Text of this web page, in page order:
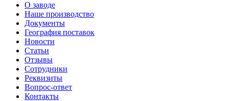
О заводе
Наше производство
Документы
География поставок
Новости
Статьи
Отзывы
Сотрудники
Реквизиты
Вопрос-ответ
Контакты